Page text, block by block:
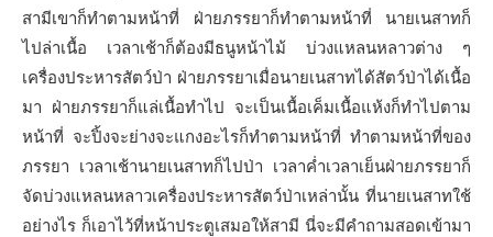
สามีเขาก็ทำตามหน้าที่ ฝ่ายภรรยาก็ทำตามหน้าที่ นายเนสาทก็
ไปล่าเนื้อ เวลาเช้าก็ต้องมีธนูหน้าไม้ บ่วงแหลนหลาวต่าง ๆ
เครื่องประหารสัตว์ป่า ฝ่ายภรรยาเมื่อนายเนสาทได้สัตว์ป่าได้เนื้อ
มา ฝ่ายภรรยาก็แล่เนื้อทำไป จะเป็นเนื้อเค็มเนื้อแห้งก็ทำไปตาม
หน้าที่ จะปิ้งจะย่างจะแกงอะไรก็ทำตามหน้าที่ ทำตามหน้าที่ของ
ภรรยา เวลาเช้านายเนสาทก็ไปป่า เวลาค่ำเวลาเย็นฝ่ายภรรยาก็
จัดบ่วงแหลนหลาวเครื่องประหารสัตว์ป่าเหล่านั้น ที่นายเนสาทใช้
อย่างไร ก็เอาไว้ที่หน้าประตูเสมอให้สามี นี่จะมีคำถามสอดเข้ามา